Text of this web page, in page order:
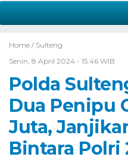
Home / Sulteng
Senin, 8 April 2024 - 15:46 WIB
Polda
Dua Penipu
Juta,
Bintara Polri